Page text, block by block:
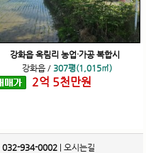
강화읍 옥림리 농업·가공 복합시
강화읍/ 307평(1,015㎡)
2억 5천만원
032-934-0002 오시는길